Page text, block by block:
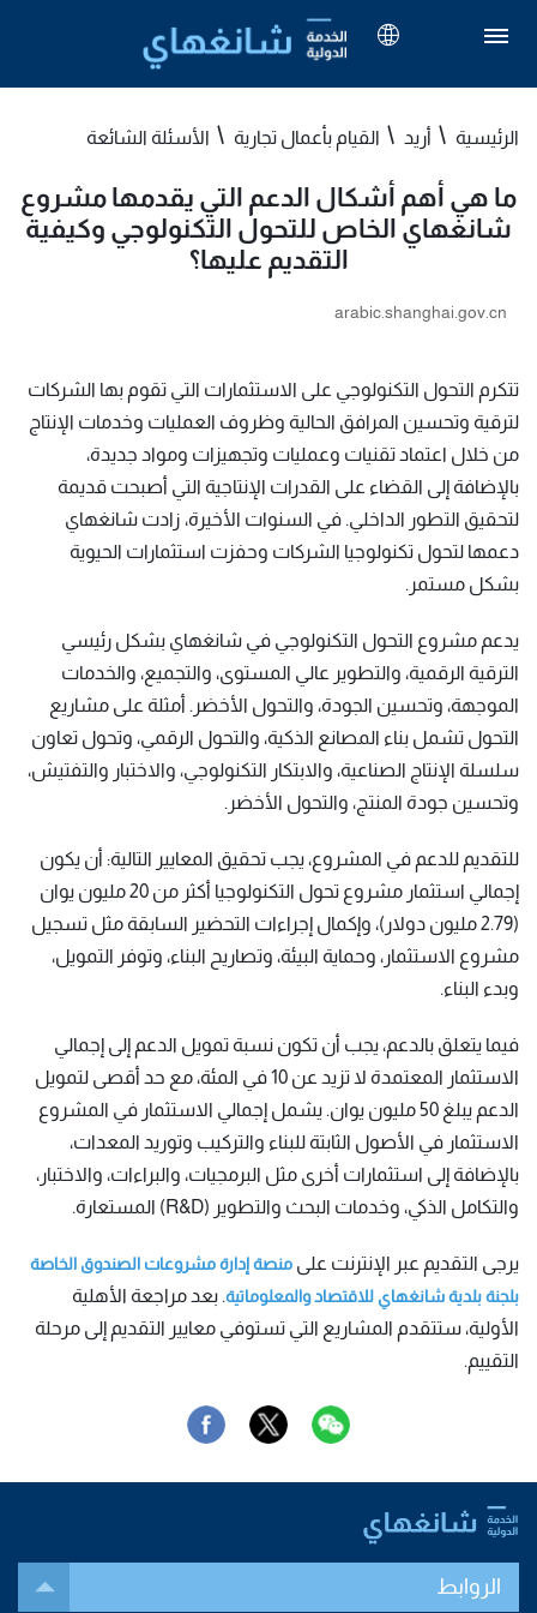
الرئيسية أريد القيام بأعمال تجارية الأسئلة الشائعة
ما هي أهم أشكال الدعم التي يقدمها مشروع
شانغهاي الخاص للتحول التكنولوجي وكيفية
التقديم عليها؟
arabic.shanghai.gov.cn
تتكرم التحول التكنولوجي على الاستثمارات التي تقوم بها الشركات
لترقية وتحسين المرافق الحالية وظروف العمليات وخدمات الإنتاج
من خلال اعتماد تقنيات وعمليات وتجهيزات ومواد جديدة،
بالإضافة إلى القضاء على القدرات الإنتاجية التي أصبحت قديمة
لتحقيق التطور الداخلي. في السنوات الأخيرة، زادت شانغهاي
دعمها لتحول تكنولوجيا الشركات وحفزت استثمارات الحيوية
بشكل مستمر.
يدعم مشروع التحول التكنولوجي في شانغهاي بشكل رئيسي
الترقية الرقمية، والتطوير عالي المستوى، والتجميع، والخدمات
الموجهة، وتحسين الجودة، والتحول الأخضر. أمثلة على مشاريع
التحول تشمل بناء المصانع الذكية، والتحول الرقمي، وتحول تعاون
سلسلة الإنتاج الصناعية، والابتكار التكنولوجي، والاختبار والتفتيش،
وتحسين جودة المنتج، والتحول الأخضر.
للتقديم للدعم في المشروع، يجب تحقيق المعايير التالية: أن يكون
إجمالي استثمار مشروع تحول التكنولوجيا أكثر من 20 مليون يوان
(2.79 مليون دولار)، وإكمال إجراءات التحضير السابقة مثل تسجيل
مشروع الاستثمار، وحماية البيئة، وتصاريح البناء، وتوفر التمويل،
وبدء البناء.
فيما يتعلق بالدعم، يجب أن تكون نسبة تمويل الدعم إلى إجمالي
الاستثمار المعتمدة لا تزيد عن 10 في المئة، مع حد أقصى لتمويل
الدعم يبلغ 50 مليون يوان. يشمل إجمالي الاستثمار في المشروع
الاستثمار في الأصول الثابتة للبناء والتركيب وتوريد المعدات،
بالإضافة إلى استثمارات أخرى مثل البرمجيات، والبراءات، والاختبار،
والتكامل الذكي، وخدمات البحث والتطوير (R&D) المستعارة.
يرجى التقديم عبر الإنترنت على منصة إدارة مشروعات الصندوق الخاصة
بلجنة بلدية شانغهاي للاقتصاد والمعلوماتية. بعد مراجعة الأهلية
الأولية، ستتقدم المشاريع التي تستوفي معايير التقديم إلى مرحلة
التقييم.
الروابط